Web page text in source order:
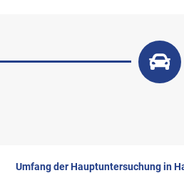
Umfang der Hauptuntersuchung in